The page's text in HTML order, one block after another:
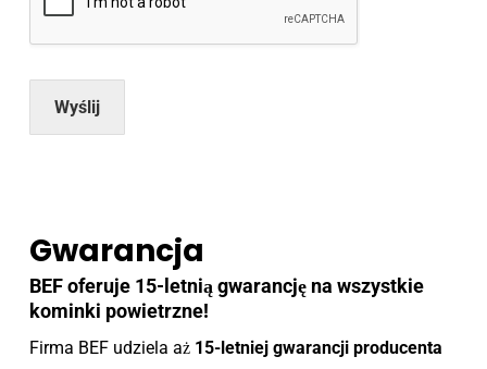
Wyślij
Gwarancja
BEF oferuje 15-letnią gwarancję na wszystkie
kominki powietrzne!
Firma BEF udziela aż 15-letniej gwarancji producenta